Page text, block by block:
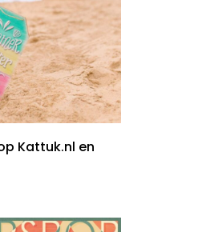
Kattuk.nl en